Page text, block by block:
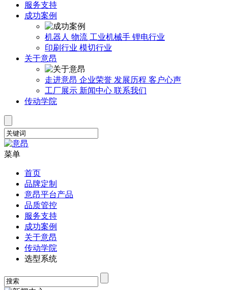
服务支持
成功案例
机器人 物流 工业机械手 锂电行业
印刷行业 模切行业
关于意昂
走进意昂 企业荣誉 发展历程 客户心声
工厂展示 新闻中心 联系我们
传动学院
菜单
首页
品牌定制
意昂平台产品
品质管控
服务支持
成功案例
关于意昂
传动学院
选型系统